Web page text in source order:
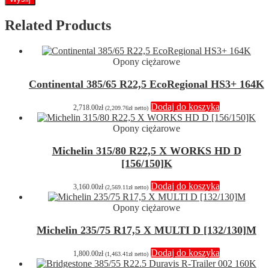
Related Products
Opony ciężarowe
Continental 385/65 R22,5 EcoRegional HS3+ 164K
2,718.00zł (2,209.76zł netto) Dodaj do koszyka
Opony ciężarowe
Michelin 315/80 R22,5 X WORKS HD D
[156/150]K
3,160.00zł (2,569.11zł netto) Dodaj do koszyka
Opony ciężarowe
Michelin 235/75 R17,5 X MULTI D [132/130]M
1,800.00zł (1,463.41zł netto) Dodaj do koszyka